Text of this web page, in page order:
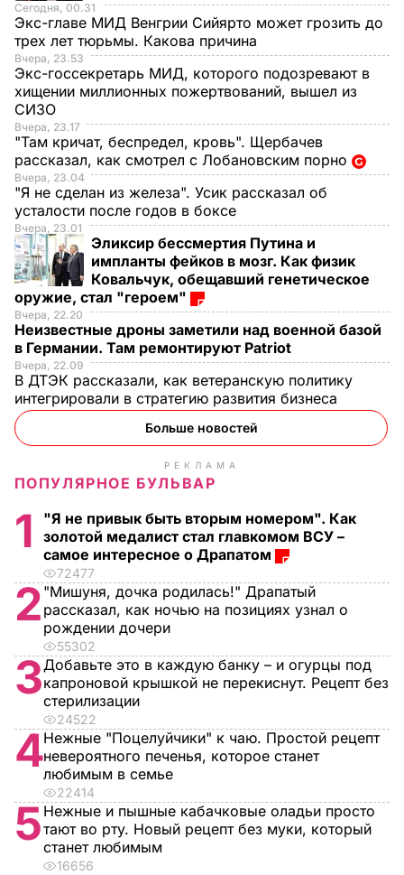
Сегодня, 00.31
Экс-главе МИД Венгрии Сийярто может грозить до
трех лет тюрьмы. Какова причина
Вчера, 23.53
Экс-госсекретарь МИД, которого подозревают в
хищении миллионных пожертвований, вышел из
СИЗО
Вчера, 23.17
"Там кричат, беспредел, кровь". Щербачев
рассказал, как смотрел с Лобановским порно
Вчера, 23.04
"Я не сделан из железа". Усик рассказал об
усталости после годов в боксе
Вчера, 23.01
Эликсир бессмертия Путина и
импланты фейков в мозг. Как физик
Ковальчук, обещавший генетическое
оружие, стал "героем"
Вчера, 22.20
Неизвестные дроны заметили над военной базой
в Германии. Там ремонтируют Patriot
Вчера, 22.09
В ДТЭК рассказали, как ветеранскую политику
интегрировали в стратегию развития бизнеса
Больше новостей
РЕКЛАМА
ПОПУЛЯРНОЕ БУЛЬВАР
1
"Я не привык быть вторым номером". Как
золотой медалист стал главкомом ВСУ –
самое интересное о Драпатом
72477
2 "Мишуня, дочка родилась!" Драпатый
рассказал, как ночью на позициях узнал о
рождении дочери
55302
3Добавьте это в каждую банку – и огурцы под
капроновой крышкой не перекиснут. Рецепт без
стерилизации
24522
4Нежные "Поцелуйчики" к чаю. Простой рецепт
невероятного печенья, которое станет
любимым в семье
22414
5 Нежные и пышные кабачковые оладьи просто
тают во рту. Новый рецепт без муки, который
станет любимым
16656